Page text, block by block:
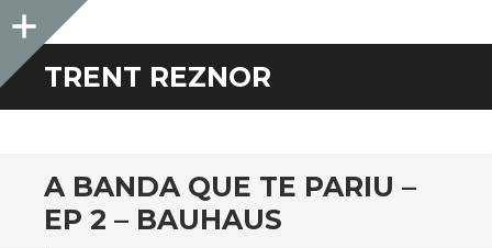
Sidebar
TRENT REZNOR
A BANDA QUE TE PARIU –
EP 2 – BAUHAUS